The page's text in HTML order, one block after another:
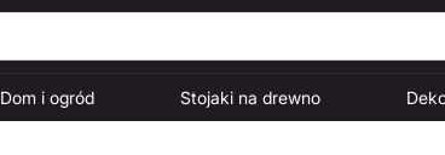
Dom i ogród Stojaki na drewno